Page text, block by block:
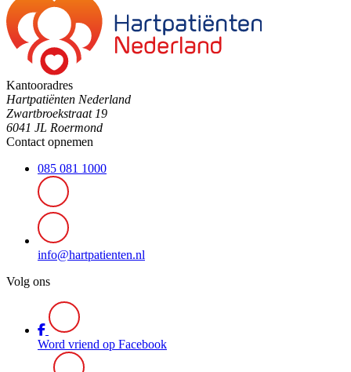
Kantooradres
Hartpatiënten Nederland
Zwartbroekstraat 19
6041 JL Roermond
Contact opnemen
085 081 1000
info@hartpatienten.nl
Volg ons
Word vriend op Facebook